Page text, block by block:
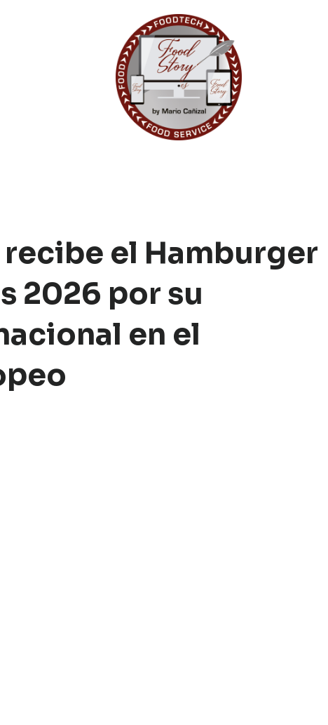
el Hamburger
2026 por su
en el